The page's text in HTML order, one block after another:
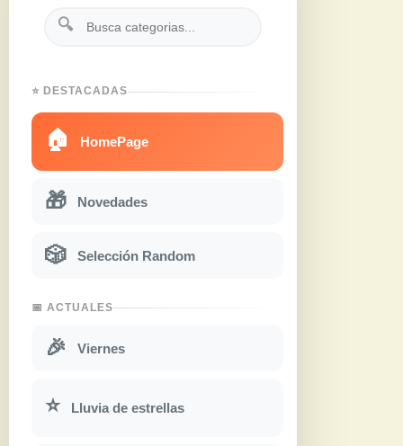
🔍
⭐ DESTACADAS
🏠 HomePage
🎁 Novedades
🎲 Selección Random
📅 ACTUALES
🎉 Viernes
⭐ Lluvia de estrellas